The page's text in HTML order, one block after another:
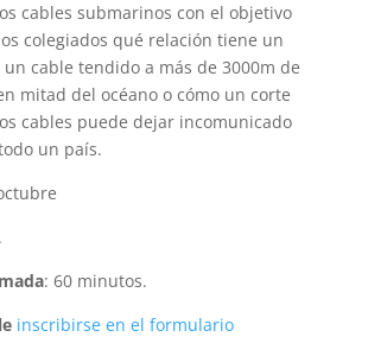
cables submarinos con el objetivo
colegiados qué relación tiene un
un cable tendido a más de 3000m de
mitad del océano o cómo un corte
cables puede dejar incomunicado
un país.
: 60 minutos.
inscribirse en el formulario